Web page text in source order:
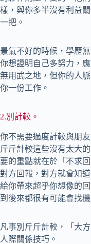
樣，與你多半沒有利益
一把。
景氣不好的時候，學歷
你想證明自己多努力，
無用武之地，但你的人
你一份工作。
2.別計較。
你不需要過度計較與朋
斤斤計較這些沒有太大
要的重點就在於「不求
對方回報，對方就會知
給你帶來超乎你想像的
到後來都很有可能會找
凡事別斤斤計較，「大
人際關係技巧。